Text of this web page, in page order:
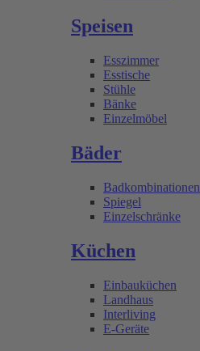
Speisen
Esszimmer
Esstische
Stühle
Bänke
Einzelmöbel
Bäder
Badkombinationen
Spiegel
Einzelschränke
Küchen
Einbauküchen
Landhaus
Interliving
E-Geräte